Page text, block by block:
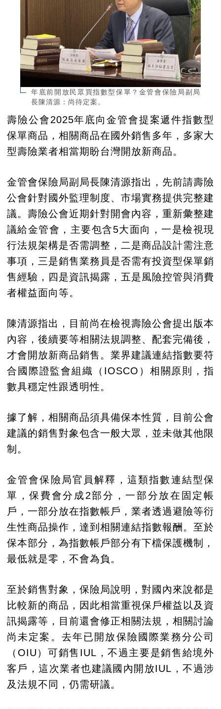
年底前開放民眾買指數型保單？金管會保險局副局
長陳清源：尚待定案。
壽險公會2025年底向金管會提案遞件指數型
保單商品，相關商品在國外銷售多年，多家大
型壽險業者相當期盼台灣開放新商品。
金管會保險局副局長陳清源指出，先前請壽險
公會針對國外監理制度、市場實務提供完整建
議。壽險公會近期針對開會內容，重新彙整建
議給金管會，主要包含5大面向，一是檢視現
行法規架構是否需調整，二是商品設計需注意
事項，三是銷售業務員是否需有投資型保單銷
售經驗，四是資訊揭露，五是風險控管與消費
者權益面向等。
陳清源指出，目前尚在檢視壽險公會提出版本
內容，後續要等相關法規調整、配套完備後，
才會開放新商品銷售。業界建議連結指數要符
合國際證監會組織（IOSCO）相關原則，指
數具穩定性跟透明性。
據了解，相關商品須具備保本性質，目前公會
建議的銷售對象包含一般大眾，並未做其他限
制。
金管會保險局官員解釋，這類指數連結型保
單，保費會分成2部分，一部分放在固定帳
戶，一部分放在指數帳戶，業者透過避險等衍
生性商品操作，達到相關連結指數報酬。至於
保本部分，為指數帳戶部分有下檔保護機制，
最低就是零，不會為負。
至於銷售對象，保險局說明，對國內來說都是
比較新的商品，因此相當重視保戶權益以及資
訊揭露等，目前還會修正相關法規，相關討論
尚未定案。去年已開放保險國際業務分公司
（OIU）可銷售IUL，不過主要是銷售給境外
客戶，這次業者也建議國內開放IUL，不過涉
及法規不同，仍需研議。